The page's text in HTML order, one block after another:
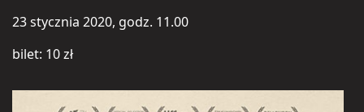
23 stycznia 2020, godz. 11.00
bilet: 10 zł